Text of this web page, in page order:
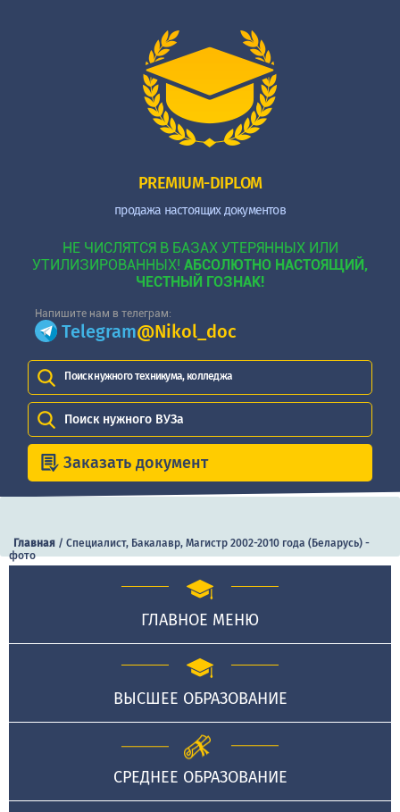
PREMIUM-DIPLOM
продажа настоящих документов
НЕ ЧИСЛЯТСЯ В БАЗАХ УТЕРЯННЫХ ИЛИ
УТИЛИЗИРОВАННЫХ! АБСОЛЮТНО НАСТОЯЩИЙ,
ЧЕСТНЫЙ ГОЗНАК!
Напишите нам в телеграм:
Telegram@Nikol_doc
Поиск нужного техникума, колледжа
Поиск нужного ВУЗа
Заказать документ
Главная / Специалист, Бакалавр, Магистр 2002-2010 года (Беларусь) -
фото
ГЛАВНОЕ МЕНЮ
ВЫСШЕЕ ОБРАЗОВАНИЕ
СРЕДНЕЕ ОБРАЗОВАНИЕ